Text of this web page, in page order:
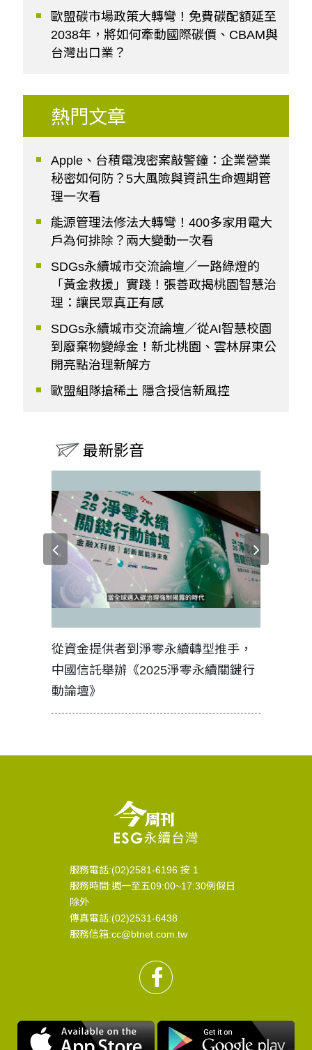
歐盟碳市場政策大轉彎！免費碳配額延至
2038年，將如何牽動國際碳價、CBAM與
台灣出口業？
熱門文章
Apple、台積電洩密案敲警鐘：企業營業
秘密如何防？5大風險與資訊生命週期管
理一次看
能源管理法修法大轉彎！400多家用電大
戶為何排除？兩大變動一次看
SDGs永續城市交流論壇／一路綠燈的
「黃金救援」實踐！張善政揭桃園智慧治
理：讓民眾真正有感
SDGs永續城市交流論壇／從AI智慧校園
到廢棄物變綠金！新北桃園、雲林屏東公
開亮點治理新解方
歐盟組隊搶稀土 隱含授信新風控
最新影音
從資金提供者到淨零永續轉型推手，
中國信託舉辦《2025淨零永續關鍵行
動論壇》
服務電話:(02)2581-6196 按 1
服務時間:週一至五09:00~17:30例假日
除外
傳真電話:(02)2531-6438
服務信箱:cc@btnet.com.tw